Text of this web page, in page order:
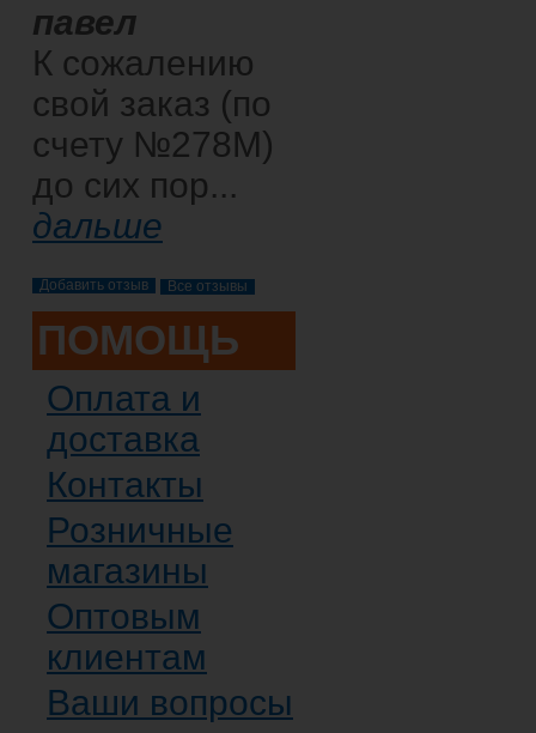
павел
К сожалению
свой заказ (по
счету №278М)
до сих пор...
дальше
Все отзывы
ПОМОЩЬ
Оплата и
доставка
Контакты
Розничные
магазины
Оптовым
клиентам
Ваши вопросы